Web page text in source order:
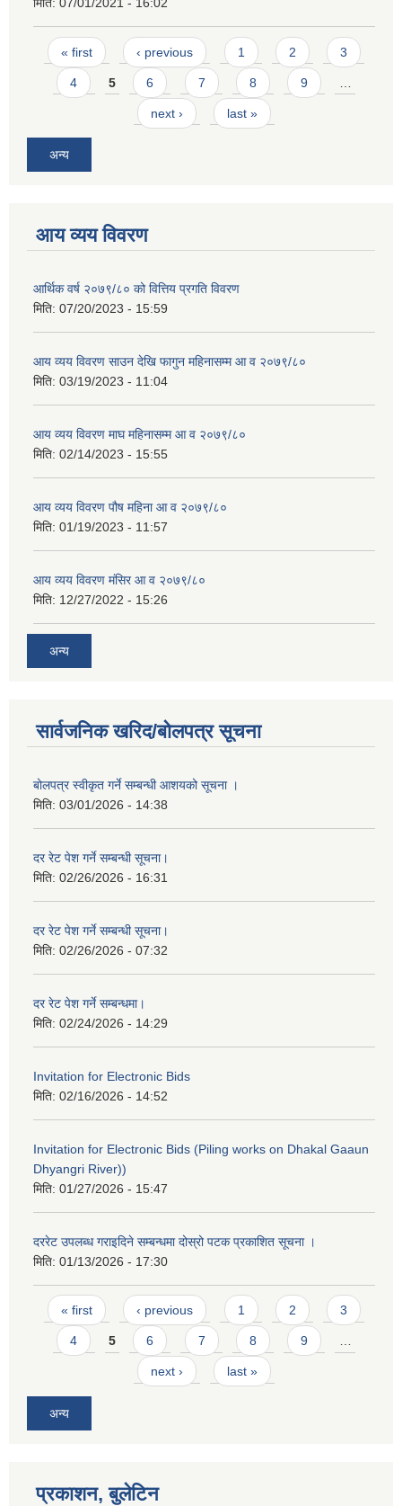
मिति: 07/01/2021 - 16:02
Pages
« first ‹ previous 1 2 3
4 5 6 7 8 9
next › last »
अन्य
आय व्यय विवरण
आर्थिक वर्ष २०७९/८० को वित्तिय प्रगति विवरण
मिति: 07/20/2023 - 15:59
आय व्यय विवरण साउन देखि फागुन महिनासम्म आ व २०७९/८०
मिति: 03/19/2023 - 11:04
आय व्यय विवरण माघ महिनासम्म आ व २०७९/८०
मिति: 02/14/2023 - 15:55
आय व्यय विवरण पौष महिना आ व २०७९/८०
मिति: 01/19/2023 - 11:57
आय व्यय विवरण मंसिर आ व २०७९/८०
मिति: 12/27/2022 - 15:26
अन्य
सार्वजनिक खरिद/बोलपत्र सूचना
बोलपत्र स्वीकृत गर्ने सम्बन्धी आशयको सूचना ।
मिति: 03/01/2026 - 14:38
दर रेट पेश गर्ने सम्बन्धी सूचना।
मिति: 02/26/2026 - 16:31
दर रेट पेश गर्ने सम्बन्धी सूचना।
मिति: 02/26/2026 - 07:32
दर रेट पेश गर्ने सम्बन्धमा।
मिति: 02/24/2026 - 14:29
Invitation for Electronic Bids
मिति: 02/16/2026 - 14:52
Invitation for Electronic Bids (Piling works on Dhakal Gaaun
Dhyangri River))
मिति: 01/27/2026 - 15:47
दररेट उपलब्ध गराइदिने सम्बन्धमा दोस्रो पटक प्रकाशित सूचना ।
मिति: 01/13/2026 - 17:30
Pages
« first ‹ previous 1 2 3
4 5 6 7 8 9 …
next › last »
अन्य
प्रकाशन, बुलेटिन